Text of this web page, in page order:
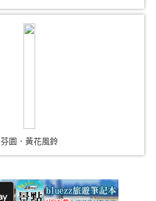
芬園．黃花風鈴